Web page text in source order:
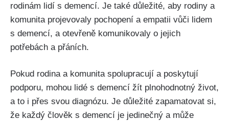
rodinám lidí s demencí. Je také důležité, aby rodiny a
komunita projevovaly pochopení a empatii vůči lidem
s demencí, a otevřeně komunikovaly o jejich
potřebách a přáních.
Pokud rodina a komunita spolupracují a poskytují
podporu, mohou lidé s demencí žít plnohodnotný život,
a to i přes svou diagnózu. Je důležité zapamatovat si,
že každý člověk s demencí je jedinečný a může